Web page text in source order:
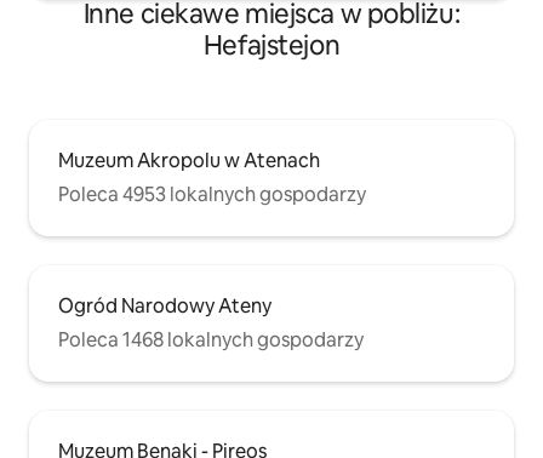
Inne ciekawe miejsca w pobliżu:
Hefajstejon
Muzeum Akropolu w Atenach
Poleca 4953 lokalnych gospodarzy
Ogród Narodowy Ateny
Poleca 1468 lokalnych gospodarzy
Muzeum Benaki - Pireos